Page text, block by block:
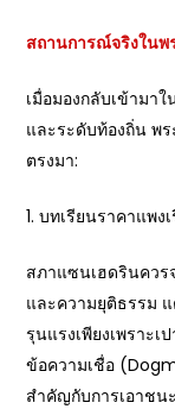
สถานการณ์จริงในพ
เมื่อมองกลับเข้ามา
และระดับท้องถิ่น พ
ตรงมา:
1. บทเรียนราคาแพงเ
สภาแซนเฮดรินคว
และความยุติธรรม
รุนแรงเพียงเพราะ
ข้อความเชื่อ
สำคัญกับการเอาชน